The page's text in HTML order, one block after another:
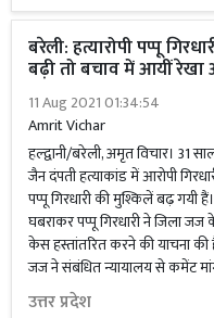
बरेली: हत्यारोपी पप्पू
बढ़ी तो बचाव में आयीं रेखा
11 Aug 2021 01:34:54
Amrit Vichar
हल्द्वानी/बरेली, अमृत विचार। 31
जैन दंपती हत्याकांड में आरोपी
पप्पू गिरधारी की मुश्किलें बढ़ गयी
घबराकर पप्पू गिरधारी ने जिला जज
केस हस्तांतरित करने की याचना की
जज ने संबंधित न्यायालय से कमेंट
उत्तर प्रदेश